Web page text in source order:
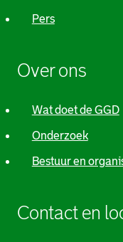
Pers
Over ons
Wat doet de GGD
Onderzoek
Bestuur en
Contact en